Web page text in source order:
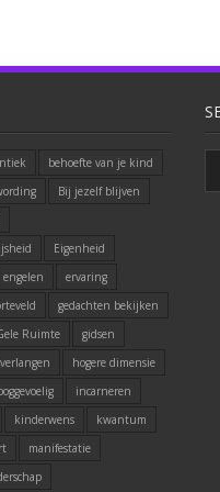
behoefte van je kind
Bij jezelf blijven
Eigenheid
engelen
ervaring
gedachten bekijken
Ruimte
gidsen
hogere dimensie
incarneren
kinderwens
kwantum
manifestatie